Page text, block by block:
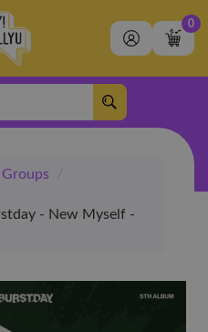
0
Groups
/
- New Myself -